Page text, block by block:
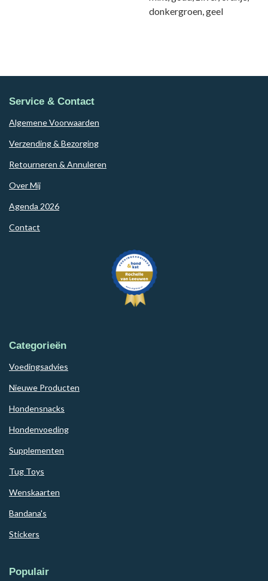
donkergroen, geel
Service & Contact
Algemene Voorwaarden
Verzending & Bezorging
Retourneren & Annuleren
Over Mij
Agenda 2026
Contact
Categorieën
Voedingsadvies
Nieuwe Producten
Hondensnacks
Hondenvoeding
Supplementen
Tug Toys
Wenskaarten
Bandana's
Stickers
Populair